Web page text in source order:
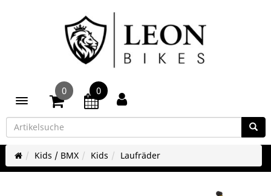
Toggle navigation
0 0
Kids / BMX Kids Laufräder